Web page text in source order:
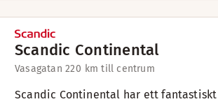
Scandic Continental
Vasagatan 220 km till centrum
Scandic Continental har ett